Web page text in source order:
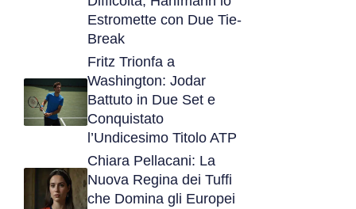
Estromette con Due Tie-
Break
Fritz Trionfa a
Washington: Jodar
Battuto in Due Set e
Conquistato
l’Undicesimo Titolo ATP
Chiara Pellacani: La
Nuova Regina dei Tuffi
che Domina gli Europei